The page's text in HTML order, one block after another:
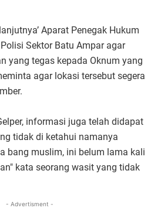
Aparat Penegak Hukum
Sektor Batu Ampar agar
yang tegas kepada Oknum yang
agar lokasi tersebut segera
informasi juga telah didapat
tidak di ketahui namanya
bang muslim, ini belum lama kali
kata seorang wasit yang tidak
- Advertisment -